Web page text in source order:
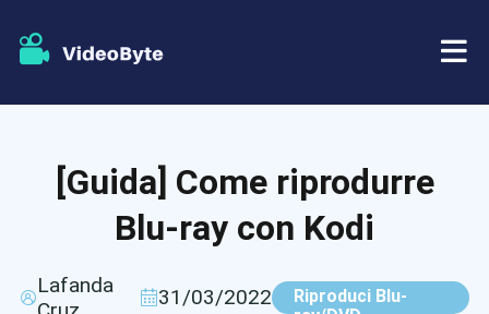
Ripper BD-DVD
Negozio
[Guida] Come riprodurre
Blu-ray con Kodi
Lafanda
31/03/2022
Riproduci Blu-